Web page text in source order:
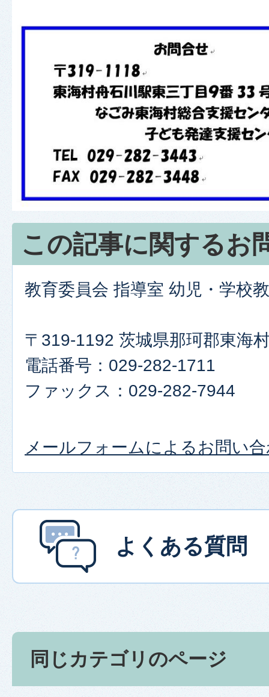
この記事に関するお
教育委員会 指導室 幼児・学校
〒319-1192 茨城県那珂郡東海
電話番号：029-282-1711
ファックス：029-282-7944
メールフォームによるお問い
よくある質問
同じカテゴリのページ